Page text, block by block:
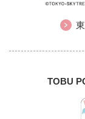
TOBU